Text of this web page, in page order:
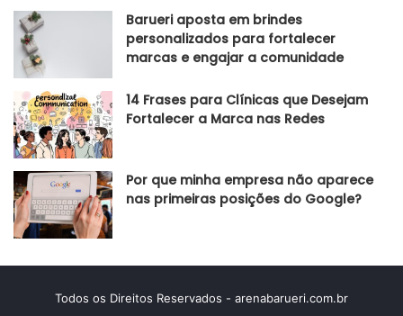
Barueri aposta em brindes
personalizados para fortalecer
marcas e engajar a comunidade
14 Frases para Clínicas que Desejam
Fortalecer a Marca nas Redes
Por que minha empresa não aparece
nas primeiras posições do Google?
Todos os Direitos Reservados - arenabarueri.com.br